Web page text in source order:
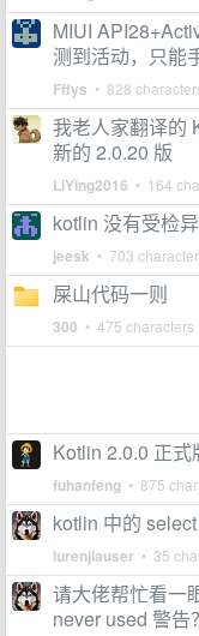
MIUI
测到活动，只能
Fffys • 828
我老人家翻译的
新的 2.0.20 版
LiYing2016 • 164
kotlin 没有受检
jeesk • 703
屎山代码一则
300 • 475
Kotlin 2.0.0 正式
fuhanfeng • 875
kotlin 中的
lurenjiauser • 35
请大佬帮忙看一
never used 警告？